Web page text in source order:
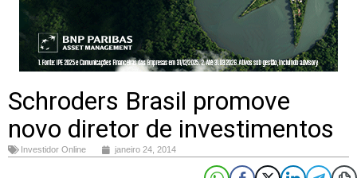
Schroders Brasil promove
novo diretor de investimentos
Investidor Online janeiro 24, 2014